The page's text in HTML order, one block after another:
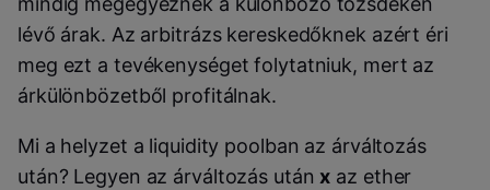
lévő árak. Az arbitrázs kereskedőknek azért éri
meg ezt a tevékenységet folytatniuk, mert az
árkülönbözetből profitálnak.
Mi a helyzet a liquidity poolban az árváltozás
után? Legyen az árváltozás utánx az ether